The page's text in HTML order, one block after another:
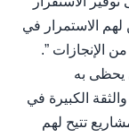
لهم الاستمرار في
الإنجازات ”.
يحظى به
الكبيرة في
تتيح لهم